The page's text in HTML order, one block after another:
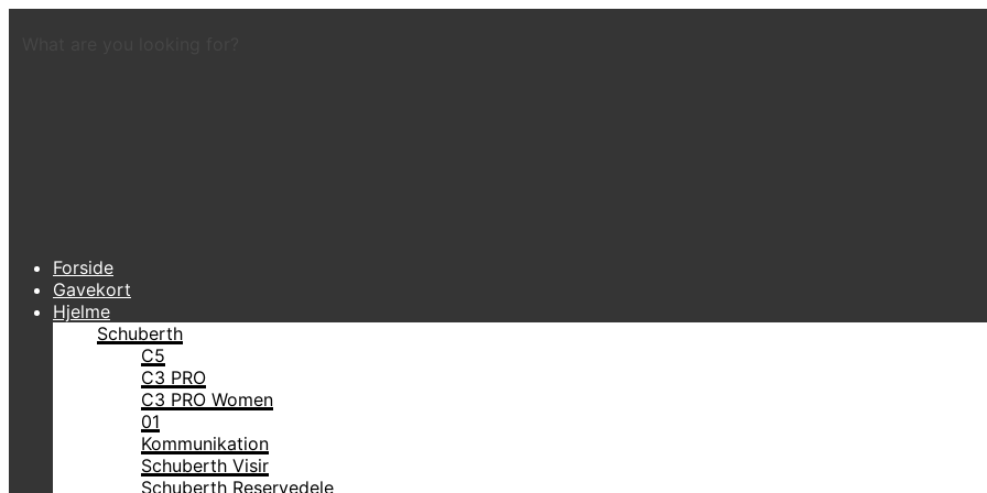
Forside
Gavekort
Hjelme
Schuberth
C5
C3 PRO
C3 PRO Women
01
Kommunikation
Schuberth Visir
Schuberth Reservedele